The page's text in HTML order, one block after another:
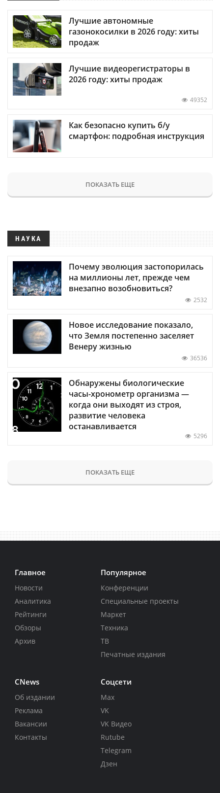
Лучшие автономные
газонокосилки в 2026 году: хиты
продаж
Лучшие видеорегистраторы в
2026 году: хиты продаж
49352
Как безопасно купить б/у
смартфон: подробная инструкция
ПОКАЗАТЬ ЕЩЕ
НАУКА
Почему эволюция застопорилась
на миллионы лет, прежде чем
внезапно возобновиться?
2532
Новое исследование показало,
что Земля постепенно заселяет
Венеру жизнью
36536
Обнаружены биологические
часы-хронометр организма —
когда они выходят из строя,
развитие человека
останавливается
5296
ПОКАЗАТЬ ЕЩЕ
Главное
Новости
Аналитика
Рейтинги
Обзоры
Архив
Популярное
Конференции
Специальные проекты
Маркет
Техника
ТВ
Печатные издания
CNews
Об издании
Реклама
Вакансии
Контакты
Соцсети
Max
VK
VK Видео
Rutube
Telegram
Дзен